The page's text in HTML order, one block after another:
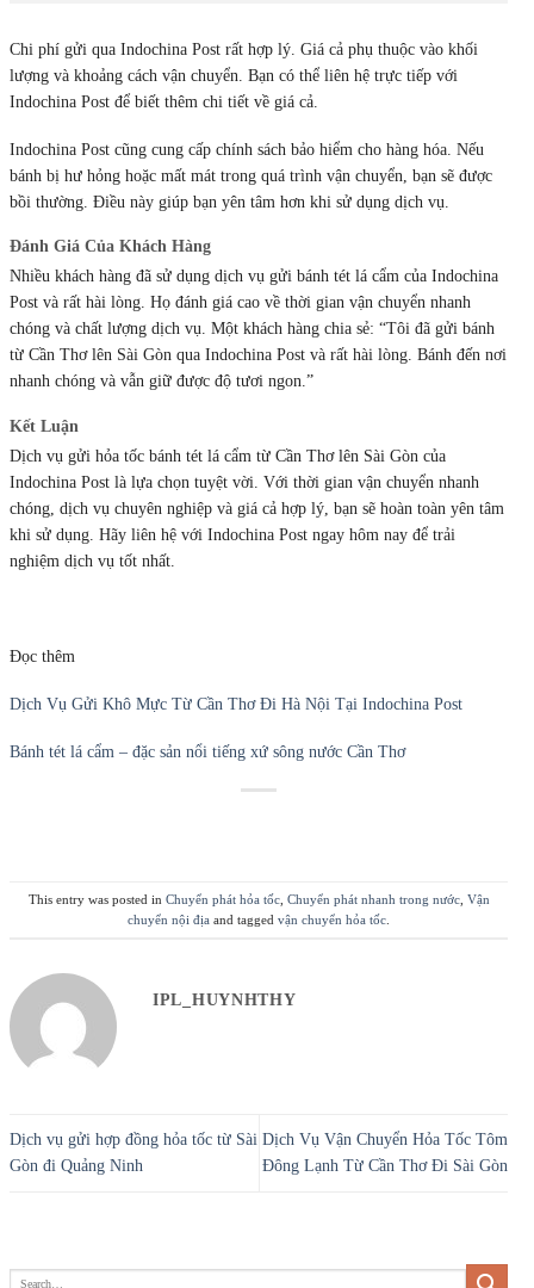
Chi phí gửi qua Indochina Post rất hợp lý. Giá cả phụ thuộc vào khối
lượng và khoảng cách vận chuyển. Bạn có thể liên hệ trực tiếp với
Indochina Post để biết thêm chi tiết về giá cả.
Indochina Post cũng cung cấp chính sách bảo hiểm cho hàng hóa. Nếu
bánh bị hư hỏng hoặc mất mát trong quá trình vận chuyển, bạn sẽ được
bồi thường. Điều này giúp bạn yên tâm hơn khi sử dụng dịch vụ.
Đánh Giá Của Khách Hàng
Nhiều khách hàng đã sử dụng dịch vụ gửi bánh tét lá cẩm của Indochina
Post và rất hài lòng. Họ đánh giá cao về thời gian vận chuyển nhanh
chóng và chất lượng dịch vụ. Một khách hàng chia sẻ: “Tôi đã gửi bánh
từ Cần Thơ lên Sài Gòn qua Indochina Post và rất hài lòng. Bánh đến nơi
nhanh chóng và vẫn giữ được độ tươi ngon.”
Kết Luận
Dịch vụ gửi hỏa tốc bánh tét lá cẩm từ Cần Thơ lên Sài Gòn của
Indochina Post là lựa chọn tuyệt vời. Với thời gian vận chuyển nhanh
chóng, dịch vụ chuyên nghiệp và giá cả hợp lý, bạn sẽ hoàn toàn yên tâm
khi sử dụng. Hãy liên hệ với Indochina Post ngay hôm nay để trải
nghiệm dịch vụ tốt nhất.
Đọc thêm
Dịch Vụ Gửi Khô Mực Từ Cần Thơ Đi Hà Nội Tại Indochina Post
Bánh tét lá cẩm – đặc sản nổi tiếng xứ sông nước Cần Thơ
This entry was posted in Chuyển phát hỏa tốc, Chuyển phát nhanh trong nước, Vận
chuyển nội địa and tagged vận chuyển hỏa tốc
IPL_HUYNHTHY
Dịch vụ gửi hợp đồng hỏa tốc từ Sài
Gòn đi Quảng Ninh
Dịch Vụ Vận Chuyển Hỏa Tốc Tôm
Đông Lạnh Từ Cần Thơ Đi Sài Gòn